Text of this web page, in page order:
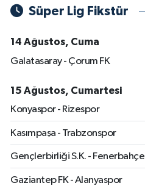
Süper Lig Fikstür
14 Ağustos, Cuma
Galatasaray - Çorum FK
15 Ağustos, Cumartesi
Konyaspor - Rizespor
Kasımpaşa - Trabzonspor
Gençlerbirliği S.K. - Fenerbahçe
Gaziantep FK - Alanyaspor